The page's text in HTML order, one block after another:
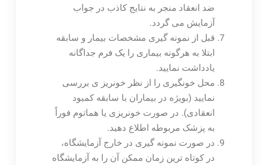
ضد انعقاد منجر به نتایج کاذب در جواب
آزمایش می گردد.
قبل از نمونه گیری مشخصات بیمار و سابقه
ابتلا به هرگونه بیماری را یک فرم جداگانه
یادداشت نمایید.
محل خونگیری را از نظر خونریز ی بررسی
نمایید (بویژه در بیماران با سابقه کمبود
انعقادی). در صورت خونریزی یا هماتوم فوراً
به پزشک مربوطه اطلاع دهید.
در صورت نمونه گیری در خارج آزمایشگاه،
در کوتاه ترین زمان ممکن آن را به آزمایشگاه